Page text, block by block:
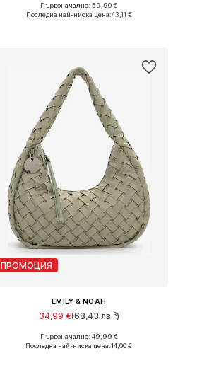
Налични размери: One Size
Първоначално: 59,90 €
Последна най-ниска цена:43,11 €
ПРОМОЦИЯ
EMILY & NOAH
34,99 €(68,43 лв.³)
Налични размери: One Size
Първоначално: 49,99 €
Последна най-ниска цена:14,00 €